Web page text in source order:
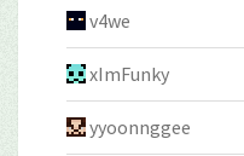
v4we
xImFunky
yyoonnggee